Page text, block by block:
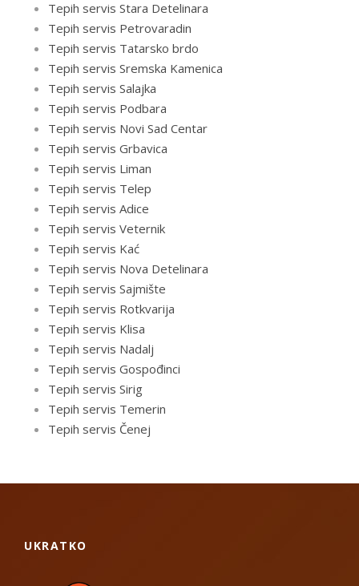
Tepih servis Stara Detelinara
Tepih servis Petrovaradin
Tepih servis Tatarsko brdo
Tepih servis Sremska Kamenica
Tepih servis Salajka
Tepih servis Podbara
Tepih servis Novi Sad Centar
Tepih servis Grbavica
Tepih servis Liman
Tepih servis Telep
Tepih servis Adice
Tepih servis Veternik
Tepih servis Kać
Tepih servis Nova Detelinara
Tepih servis Sajmište
Tepih servis Rotkvarija
Tepih servis Klisa
Tepih servis Nadalj
Tepih servis Gospođinci
Tepih servis Sirig
Tepih servis Temerin
Tepih servis Čenej
UKRATKO